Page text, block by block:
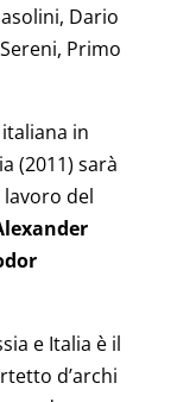
Dario
Primo
in
(2011) sarà
del
e Italia è il
d’archi